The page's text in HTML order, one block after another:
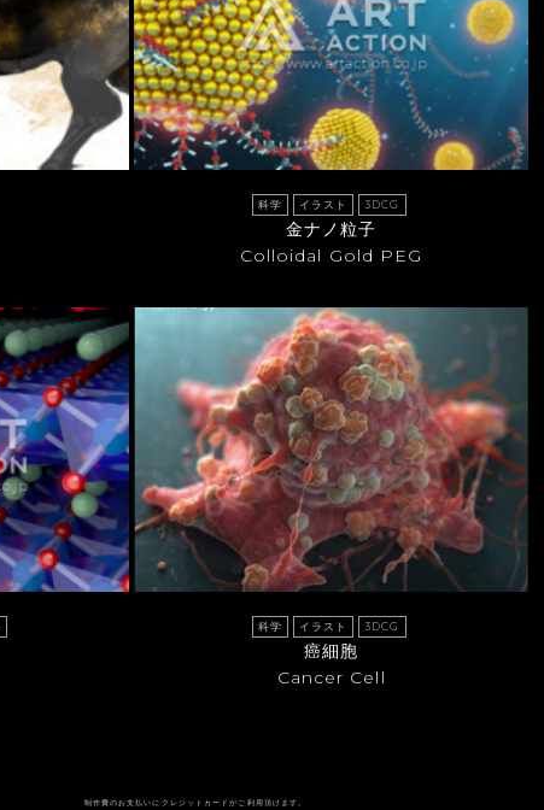
科学 イラスト 3DCG
金ナノ粒子
Colloidal Gold PEG
科学 イラスト 3DCG
癌細胞
Cancer Cell
制作費のお支払いにクレジットカードがご利用頂けます。